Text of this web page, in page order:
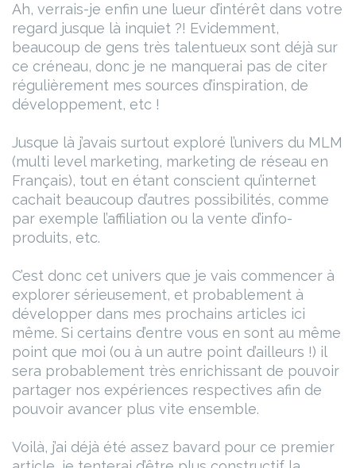
Ah, verrais-je enfin une lueur d’intérêt dans votre
regard jusque là inquiet ?! Evidemment,
beaucoup de gens très talentueux sont déjà sur
ce créneau, donc je ne manquerai pas de citer
régulièrement mes sources d’inspiration, de
développement, etc !
Jusque là j’avais surtout exploré l’univers du MLM
(multi level marketing, marketing de réseau en
Français), tout en étant conscient qu’internet
cachait beaucoup d’autres possibilités, comme
par exemple l’affiliation ou la vente d’info-
produits, etc.
C’est donc cet univers que je vais commencer à
explorer sérieusement, et probablement à
développer dans mes prochains articles ici
même. Si certains d’entre vous en sont au même
point que moi (ou à un autre point d’ailleurs !) il
sera probablement très enrichissant de pouvoir
partager nos expériences respectives afin de
pouvoir avancer plus vite ensemble.
Voilà, j’ai déjà été assez bavard pour ce premier